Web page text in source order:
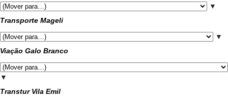
▼
Transporte Mageli
▼
Viação Galo Branco
▼
Transtur Vila Emil